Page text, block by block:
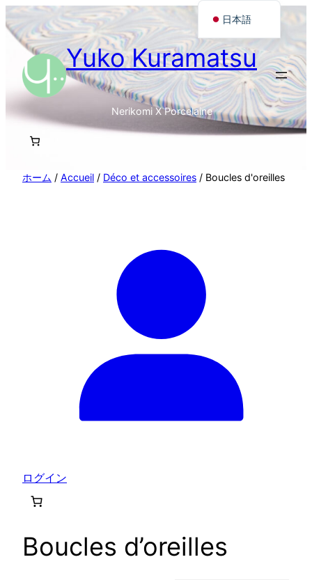
Yuko Kuramatsu
Nerikomi X Porcelaine
ホーム / Accueil / Déco et accessoires / Boucles d'oreilles
ログイン
Boucles d’oreilles
日本語
Français
English